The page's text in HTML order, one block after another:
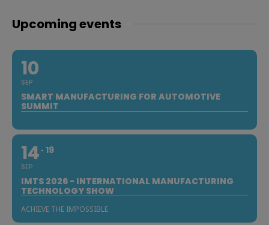
Upcoming events
10
SEP
SMART MANUFACTURING FOR AUTOMOTIVE
SUMMIT
14
SEP
19
IMTS 2026 - INTERNATIONAL MANUFACTURING
TECHNOLOGY SHOW
ACHIEVE THE IMPOSSIBLE